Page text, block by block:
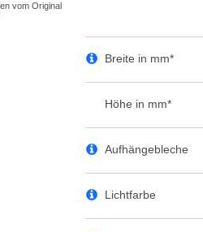
Breite in mm*
Höhe in mm*
Aufhängebleche
Lichtfarbe